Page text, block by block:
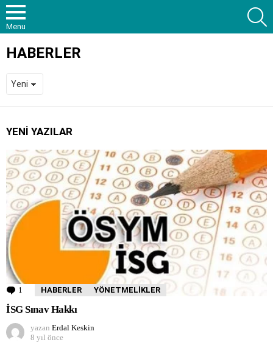
Menu
HABERLER
YENI YAZILAR
1 YorumHABERLER YÖNETMELIKLER
İSG Sınav Hakkı
yazan Erdal Keskin
8 yıl önce